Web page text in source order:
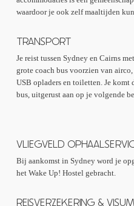
waardoor je ook zelf maaltijden
TRANSPORT
Je reist tussen Sydney en Cairns
grote coach bus voorzien van
USB opladers en toiletten. Je komt
bus, uitgerust aan op je volgende
VLIEGVELD
Bij aankomst in Sydney word je
het Wake Up! Hostel gebracht.
REISVERZEKERING & VISUM